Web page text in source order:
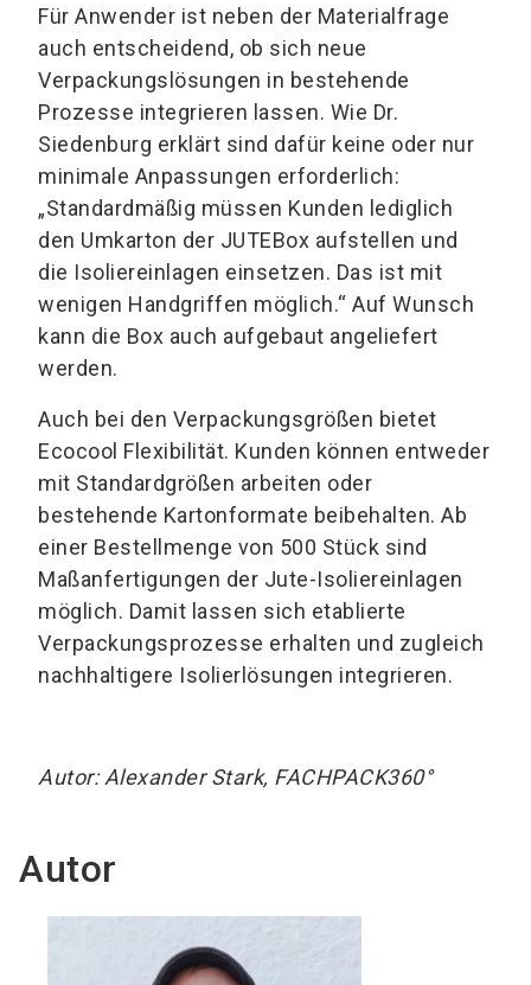
Für Anwender ist neben der Materialfrage
auch entscheidend, ob sich neue
Verpackungslösungen in bestehende
Prozesse integrieren lassen. Wie Dr.
Siedenburg erklärt sind dafür keine oder nur
minimale Anpassungen erforderlich:
„Standardmäßig müssen Kunden lediglich
den Umkarton der JUTEBox aufstellen und
die Isoliereinlagen einsetzen. Das ist mit
wenigen Handgriffen möglich.“ Auf Wunsch
kann die Box auch aufgebaut angeliefert
werden.
Auch bei den Verpackungsgrößen bietet
Ecocool Flexibilität. Kunden können entweder
mit Standardgrößen arbeiten oder
bestehende Kartonformate beibehalten. Ab
einer Bestellmenge von 500 Stück sind
Maßanfertigungen der Jute-Isoliereinlagen
möglich. Damit lassen sich etablierte
Verpackungsprozesse erhalten und zugleich
nachhaltigere Isolierlösungen integrieren.
Autor: Alexander Stark, FACHPACK360°
Autor